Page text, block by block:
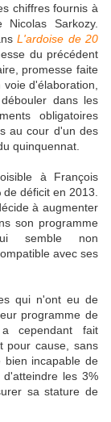
chiffres fournis à
Sarkozy.
L'ardoise de 20
du précédent
promesse faite
d'élaboration,
dans les
obligatoires
au cour d'un des
quinquennat.
à François
déficit en 2013.
à augmenter
son programme
semble non
avec ses
qui n'ont eu de
programme de
cependant fait
pour cause, sans
bien incapable de
les 3%
sa stature de